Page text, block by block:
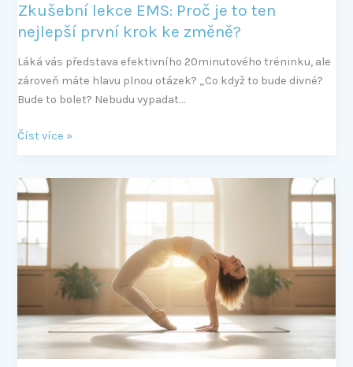
Zkušební lekce EMS: Proč je to ten
nejlepší první krok ke změně?
Láká vás představa efektivního 20minutového tréninku, ale
zároveň máte hlavu plnou otázek? „Co když to bude divné?
Bude to bolet? Nebudu vypadat…
změně?
Číst více »
Zpevnění
pánevního
dna:
Průvodce
pro
porodu
aktivní